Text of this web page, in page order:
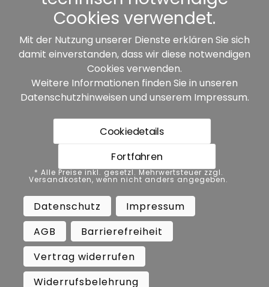
Unsere Partner:
* Alle Preise inkl. gesetzl. Mehrwertsteuer zzgl.
Versandkosten, wenn nicht anders angegeben.
Datenschutz Impressum
Barrierefreiheit
Vertrag widerrufen
Widerrufsbelehrung
Copyright ©Busch.
Cookies verwendet.
Mit der Nutzung unserer Dienste erklären Sie sich
damit einverstanden, dass wir diese notwendigen
Cookies verwenden.
Weitere Informationen finden Sie in unseren
Datenschutzhinweisen und unserem Impressum.
Cookiedetails
Fortfahren
* Alle Preise inkl. gesetzl. Mehrwertsteuer zzgl.
Versandkosten, wenn nicht anders angegeben.
Datenschutz
Impressum
AGB
Barrierefreiheit
Vertrag widerrufen
Widerrufsbelehrung